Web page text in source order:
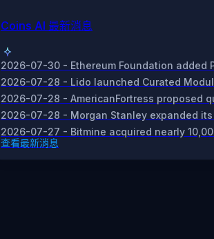
Coins AI 最新消息
2026-07-30 - Ethereum Foundation
2026-07-28 - Lido launched Curated
2026-07-28 - AmericanFortress proposed
2026-07-28 - Morgan Stanley expanded
2026-07-27 - Bitmine acquired nearly
查看最新消息